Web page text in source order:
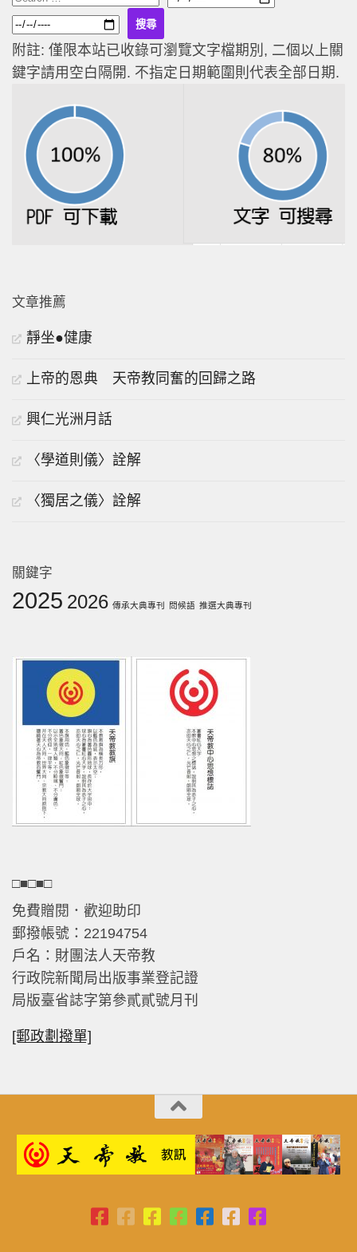
附註: 僅限本站已收錄可瀏覽文字檔期別, 二個以上關
鍵字請用空白隔開. 不指定日期範圍則代表全部日期.
文章推薦
靜坐●健康
上帝的恩典 天帝教同奮的回歸之路
興仁光洲月話
〈學道則儀〉詮解
〈獨居之儀〉詮解
關鍵字
2025 2026 傳承大典專刊 問候語 推選大典專刊
□■□■□
免費贈閱．歡迎助印
郵撥帳號：22194754
戶名：財團法人天帝教
行政院新聞局出版事業登記證
局版臺省誌字第參貳貳號月刊
[郵政劃撥單]